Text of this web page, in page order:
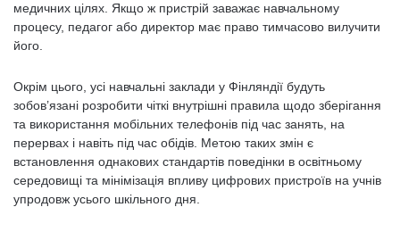
медичних цілях. Якщо ж пристрій заважає навчальному
процесу, педагог або директор має право тимчасово вилучити
його.
Окрім цього, усі навчальні заклади у Фінляндії будуть
зобов’язані розробити чіткі внутрішні правила щодо зберігання
та використання мобільних телефонів під час занять, на
перервах і навіть під час обідів. Метою таких змін є
встановлення однакових стандартів поведінки в освітньому
середовищі та мінімізація впливу цифрових пристроїв на учнів
упродовж усього шкільного дня.